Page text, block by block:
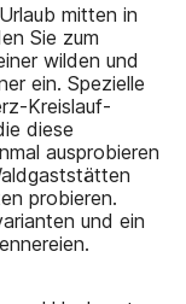
mitten in
Sie zum
wilden und
ein. Spezielle
Kreislauf-
diese
ausprobieren
probieren.
und ein